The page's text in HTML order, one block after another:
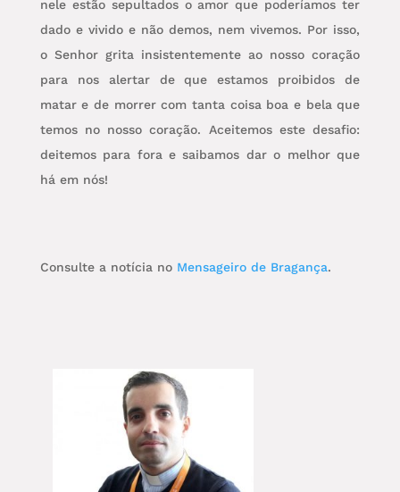
nele estão sepultados o amor que poderíamos ter
dado e vivido e não demos, nem vivemos. Por isso,
o Senhor grita insistentemente ao nosso coração
para nos alertar de que estamos proibidos de
matar e de morrer com tanta coisa boa e bela que
temos no nosso coração. Aceitemos este desafio:
deitemos para fora e saibamos dar o melhor que
há em nós!
Consulte a notícia no Mensageiro de Bragança.